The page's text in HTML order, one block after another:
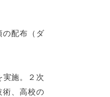
配布（ダ
施。２次
、高校の